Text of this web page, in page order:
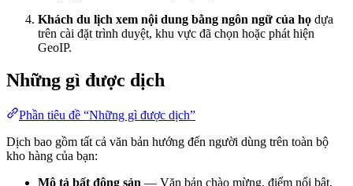
Khách du lịch xem nội dung bằng ngôn ngữ của họ dựa
trên cài đặt trình duyệt, khu vực đã chọn hoặc phát hiện
GeoIP.
Những gì được dịch
Phần tiêu đề “Những gì được dịch”
Dịch bao gồm tất cả văn bản hướng đến người dùng trên toàn bộ
kho hàng của bạn:
Mô tả bất động sản — Văn bản chào mừng, điểm nổi bật,